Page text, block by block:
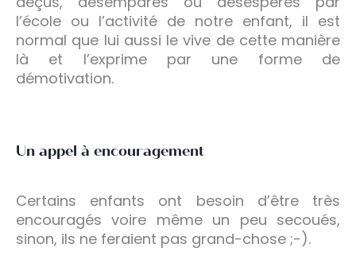
l’école ou l’activité de notre enfant, il est
normal que lui aussi le vive de cette manière
là et l’exprime par une forme de
démotivation.
Un appel à encouragement
Certains enfants ont besoin d’être très
encouragés voire même un peu secoués,
sinon, ils ne feraient pas grand-chose ;-).